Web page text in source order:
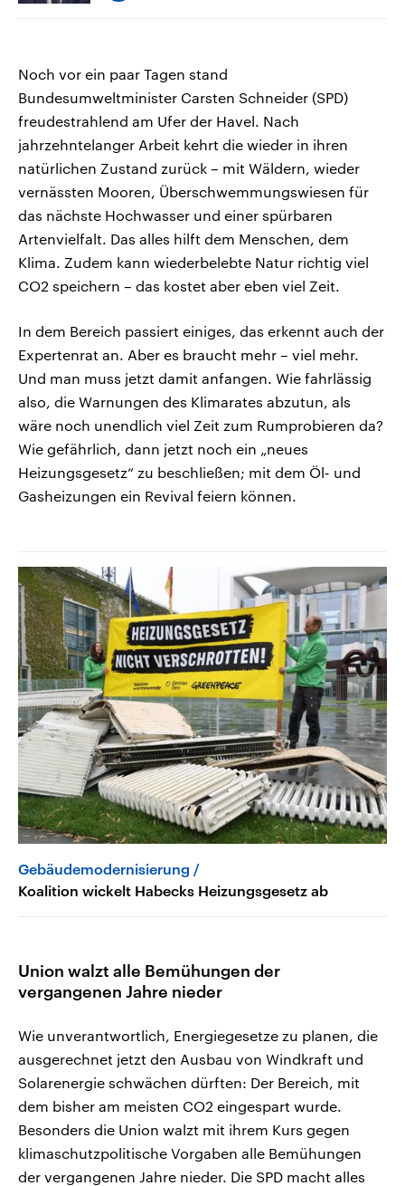
Noch vor ein paar Tagen stand
Bundesumweltminister Carsten Schneider (SPD)
freudestrahlend am Ufer der Havel. Nach
jahrzehntelanger Arbeit kehrt die wieder in ihren
natürlichen Zustand zurück – mit Wäldern, wieder
vernässten Mooren, Überschwemmungswiesen für
das nächste Hochwasser und einer spürbaren
Artenvielfalt. Das alles hilft dem Menschen, dem
Klima. Zudem kann wiederbelebte Natur richtig viel
CO2 speichern – das kostet aber eben viel Zeit.
In dem Bereich passiert einiges, das erkennt auch der
Expertenrat an. Aber es braucht mehr – viel mehr.
Und man muss jetzt damit anfangen. Wie fahrlässig
also, die Warnungen des Klimarates abzutun, als
wäre noch unendlich viel Zeit zum Rumprobieren da?
Wie gefährlich, dann jetzt noch ein „neues
Heizungsgesetz“ zu beschließen; mit dem Öl- und
Gasheizungen ein Revival feiern können.
Gebäudemodernisierung
Koalition wickelt Habecks Heizungsgesetz ab
Union walzt alle Bemühungen der
vergangenen Jahre nieder
Wie unverantwortlich, Energiegesetze zu planen, die
ausgerechnet jetzt den Ausbau von Windkraft und
Solarenergie schwächen dürften: Der Bereich, mit
dem bisher am meisten CO2 eingespart wurde.
Besonders die Union walzt mit ihrem Kurs gegen
klimaschutzpolitische Vorgaben alle Bemühungen
der vergangenen Jahre nieder. Die SPD macht alles